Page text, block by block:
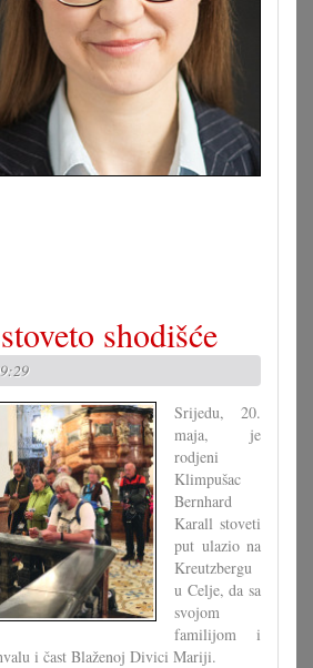
shodišće
Srijedu, 20.
maja, je
rodjeni
Klimpušac
Bernhard
Karall stoveti
put ulazio na
Kreutzbergu
u Celje, da sa
svojom
familijom i
i čast Blaženoj Divici Mariji.